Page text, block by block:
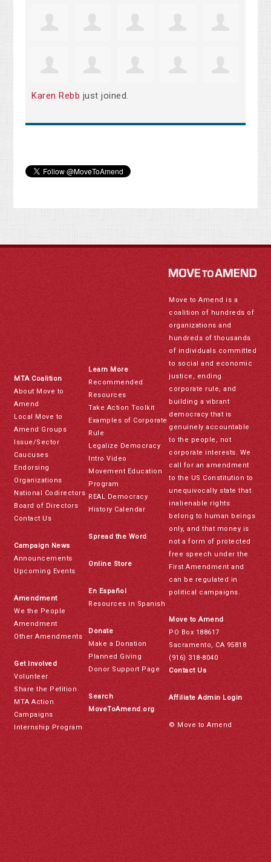
Karen Rebb just joined.
MTA Coalition
About Move to
Amend
Local Move to
Amend Groups
Issue/Sector
Caucuses
Endorsing
Organizations
National Codirectors
Board of Directors
Contact Us
Campaign News
Announcements
Upcoming Events
Amendment
We the People
Amendment
Other Amendments
Get Involved
Volunteer
Share the Petition
MTA Action
Campaigns
Internship Program
Learn More
Recommended
Resources
Take Action Toolkit
Examples of Corporate
Rule
Legalize Democracy
Intro Video
Movement Education
Program
REAL Democracy
History Calendar
Spread the Word
Online Store
En Español
Resources in Spanish
Donate
Make a Donation
Planned Giving
Donor Support Page
Search
MoveToAmend.org
Move to Amend is a
coalition of hundreds of
organizations and
hundreds of thousands
of individuals committed
to social and economic
justice, ending
corporate rule, and
building a vibrant
democracy that is
genuinely accountable
to the people, not
corporate interests. We
call for an amendment
to the US Constitution to
unequivocally state that
inalienable rights
belong to human beings
only, and that money is
not a form of protected
free speech under the
First Amendment and
can be regulated in
political campaigns.
Move to Amend
PO Box 188617
Sacramento, CA 95818
(916) 318-8040
Contact Us
Affiliate Admin Login
© Move to Amend